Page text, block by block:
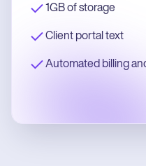
1GB of storage
Client portal text
Automated billing